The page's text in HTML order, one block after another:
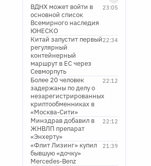
23:05
ВДНХ может войти в
основной список
Всемирного наследия
ЮНЕСКО
22:34
Китай запустит первый
регулярный
контейнерный
маршрут в ЕС через
Севморпуть
22:12
Более 20 человек
задержаны по делу о
незарегистрированных
криптообменниках в
«Москва-Сити»
22:12
Минздрав добавил в
ЖНВЛП препарат
«Энхерту»
21:39
«Флит Лизинг» купил
бывшую «дочку»
Mercedes-Benz